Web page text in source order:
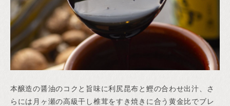
本醸造の醤油のコクと旨味に利尻昆布と鰹の合わせ出汁、さ
らには月ヶ瀬の高級干し椎茸をすき焼きに合う黄金比でブレ